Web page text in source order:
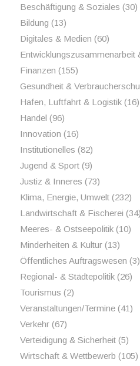
Beschäftigung & Soziales (30)
Bildung (13)
Digitales & Medien (60)
Entwicklungszusammenarbeit
Finanzen (155)
Gesundheit &
Hafen, Luftfahrt & Logistik(16)
Handel (96)
Innovation (16)
Institutionelles (82)
Jugend & Sport(9)
Justiz & Inneres (73)
Klima, Energie, Umwelt(232)
Landwirtschaft & Fischerei (34)
Meeres- & Ostseepolitik(10)
Minderheiten & Kultur(13)
Öffentliches Auftragswesen (3)
Regional- & Städtepolitik(26)
Tourismus (2)
Veranstaltungen/Termine(41)
Verkehr(67)
Verteidigung & Sicherheit(5)
Wirtschaft & Wettbewerb (105)